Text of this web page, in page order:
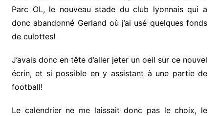
Parc OL, le nouveau stade du club lyonnais qui a
donc abandonné Gerland où j’ai usé quelques fonds
de culottes!
J’avais donc en tête d’aller jeter un oeil sur ce nouvel
écrin, et si possible en y assistant à une partie de
football!
Le calendrier ne me laissait donc pas le choix, le